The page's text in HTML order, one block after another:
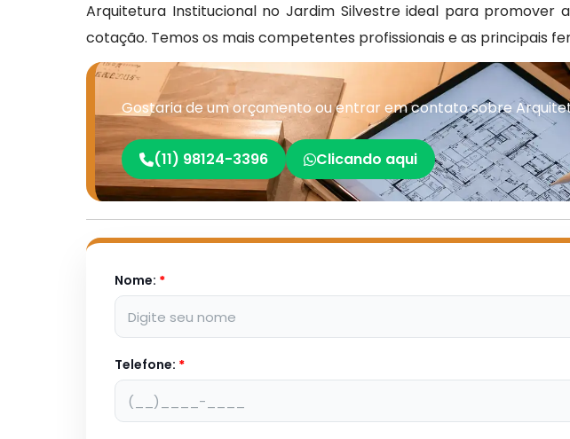
Arquitetura Institucional no Jardim Silvestre ideal para
cotação. Temos os mais competentes profissionais e as principais
Gostaria de um orçamento ou entrar em contato sobre
(11) 98124-3396 Clicando aqui
Nome: *
Telefone: *